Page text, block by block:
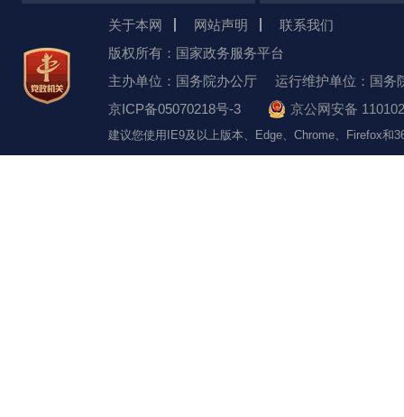
关于本网 网站声明
联系我们
版权所有：国家政务服务平台
主办单位：国务院办公厅
运行维护单位：国务
京ICP备05070218号-3
京公网安备
建议您使用IE9及以上版本、Edge、Chrome、Firefox和